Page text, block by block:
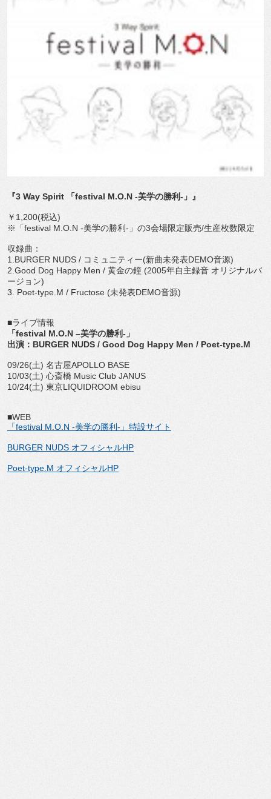
『3 Way Spirit 「festival M.O.N -美学の勝利-」』
￥1,200(税込)
※「festival M.O.N -美学の勝利-」の3会場限定販売/生産枚数限定
収録曲：
1.BURGER NUDS / コミュニティー(新曲未発表DEMO音源)
2.Good Dog Happy Men / 黄金の鐘 (2005年自主録音 オリジナルバ
ージョン)
3. Poet-type.M / Fructose (未発表DEMO音源)
■ライブ情報
「festival M.O.N –美学の勝利-」
出演：BURGER NUDS / Good Dog Happy Men / Poet-type.M
09/26(土) 名古屋APOLLO BASE
10/03(土) 心斎橋 Music Club JANUS
10/24(土) 東京LIQUIDROOM ebisu
■WEB
「festival M.O.N -美学の勝利-」特設サイト
BURGER NUDS オフィシャルHP
Poet-type.M オフィシャルHP